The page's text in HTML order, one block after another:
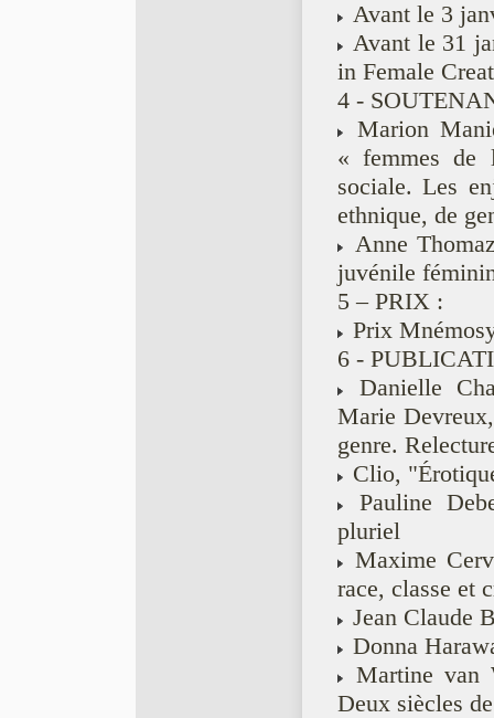
Avant le 3
Avant le 31
in Female
4 -
Marion
« femmes de
sociale. Les
ethnique, de
Anne
juvénile
5 – PRIX :
Prix
6 -
Danielle
Marie
genre.
Clio,
Pauline
pluriel
Maxime
race, classe et
Jean Claude
Donna
Martine van
Deux siècles